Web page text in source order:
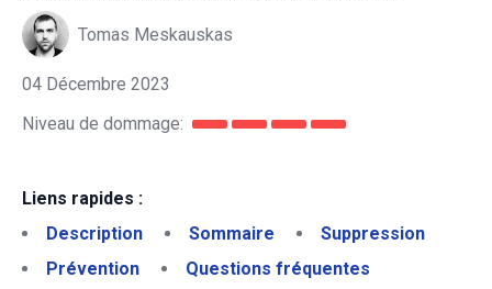
Tomas Meskauskas
04 Décembre 2023
Niveau de dommage:
Liens rapides :
Description
Sommaire
Suppression
Prévention
Questions fréquentes